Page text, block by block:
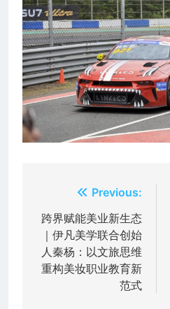
章
导
航
Previous:
跨界赋能美业新生态
｜伊凡美学联合创始
人秦杨：以文旅思维
重构美妆职业教育新
范式